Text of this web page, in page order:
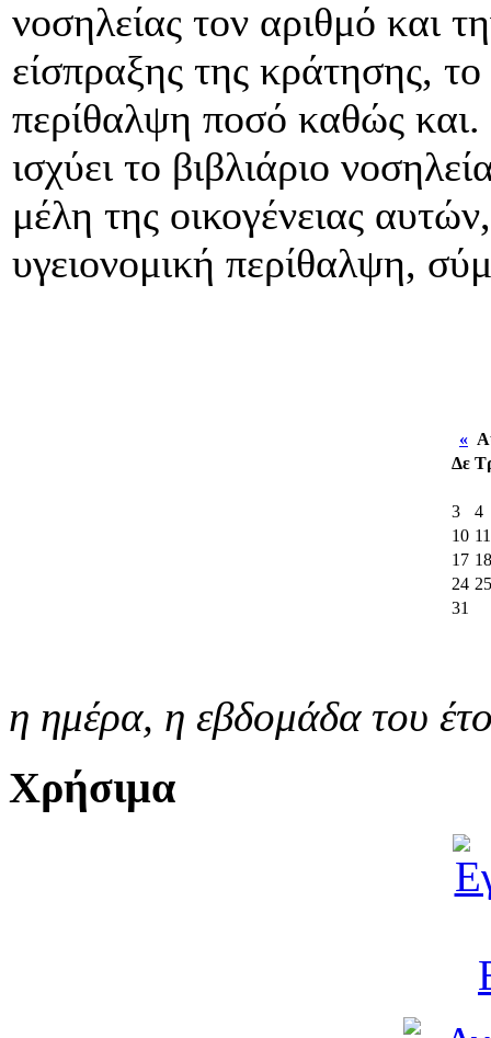
νοσηλείας τον αριθμό και
είσπραξης της κράτησης,
περίθαλψη ποσό καθώς και.
ισχύει το βιβλιάριο
μέλη της οικογένειας
υγειονομική περίθαλψη,
«
Δε
3
4
10 11
17 18
24 25
31
η ημέρα, η εβδομάδα του
Χρήσιμα